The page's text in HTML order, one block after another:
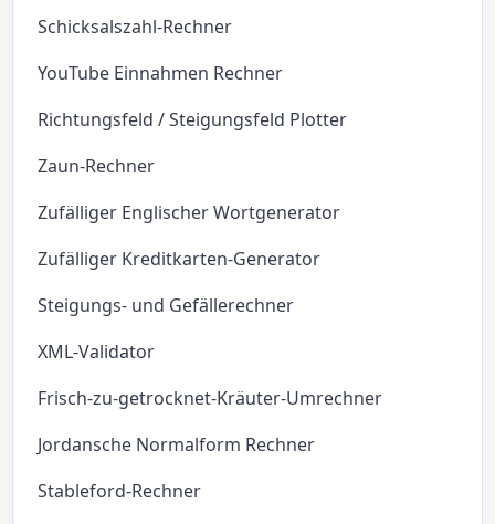
Schicksalszahl-Rechner
YouTube Einnahmen Rechner
Richtungsfeld / Steigungsfeld Plotter
Zaun-Rechner
Zufälliger Englischer Wortgenerator
Zufälliger Kreditkarten-Generator
Steigungs- und Gefällerechner
XML-Validator
Frisch-zu-getrocknet-Kräuter-Umrechner
Jordansche Normalform Rechner
Stableford-Rechner